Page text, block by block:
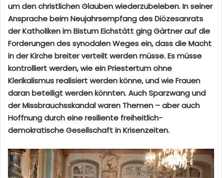
um den christlichen Glauben wiederzubeleben. In seiner
Ansprache beim Neujahrsempfang des Diözesanrats
der Katholiken im Bistum Eichstätt ging Gärtner auf die
Forderungen des synodalen Weges ein, dass die Macht
in der Kirche breiter verteilt werden müsse. Es müsse
kontrolliert werden, wie ein Priestertum ohne
Klerikalismus realisiert werden könne, und wie Frauen
daran beteiligt werden könnten. Auch Sparzwang und
der Missbrauchsskandal waren Themen – aber auch
Hoffnung durch eine resiliente freiheitlich-
demokratische Gesellschaft in Krisenzeiten.